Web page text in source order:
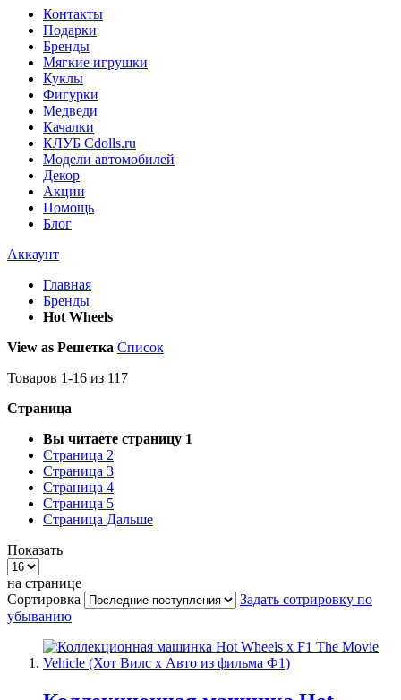
Контакты
Подарки
Бренды
Мягкие игрушки
Куклы
Фигурки
Медведи
Качалки
КЛУБ Cdolls.ru
Модели автомобилей
Декор
Акции
Помощь
Блог
Аккаунт
Главная
Бренды
Hot Wheels
View as Решетка Список
Товаров 1-16 из 117
Страница
Вы читаете страницу 1
Страница 2
Страница 3
Страница 4
Страница 5
Страница Дальше
Показать
на странице
Сортировка
Задать сотрировку по
убыванию